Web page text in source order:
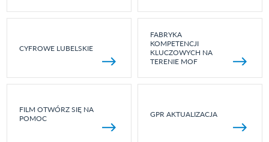
CYFROWE LUBELSKIE
FABRYKA
KOMPETENCJI
KLUCZOWYCH NA
TERENIE MOF
FILM OTWÓRZ SIĘ NA
POMOC
GPR AKTUALIZACJA